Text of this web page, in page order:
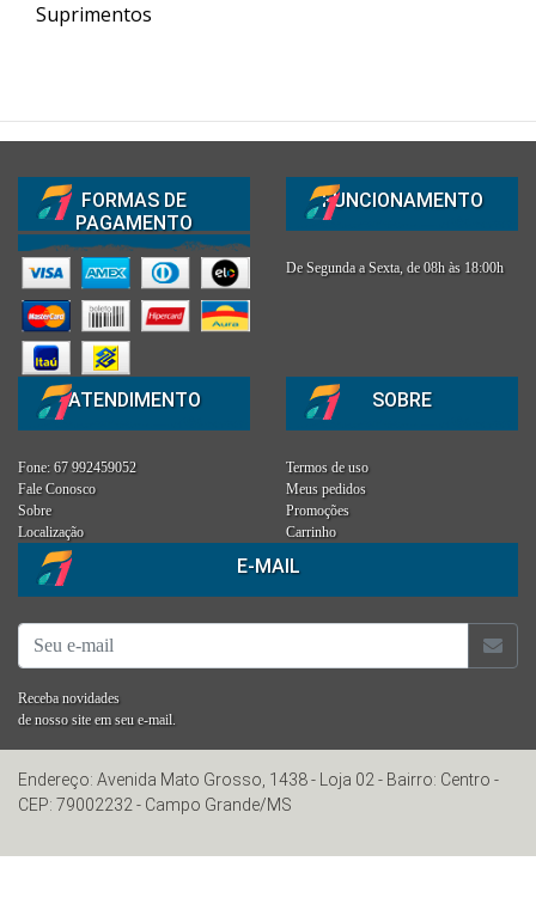
Suprimentos
FORMAS DE
PAGAMENTO
FUNCIONAMENTO
De Segunda a Sexta, de 08h às 18:00h
ATENDIMENTO
Fone: 67 992459052
Fale Conosco
Sobre
Localização
SOBRE
Termos de uso
Meus pedidos
Promoções
Carrinho
E-MAIL
Receba novidades
de nosso site em seu e-mail.
Endereço: Avenida Mato Grosso, 1438 - Loja 02 - Bairro: Centro -
CEP: 79002232 - Campo Grande/MS